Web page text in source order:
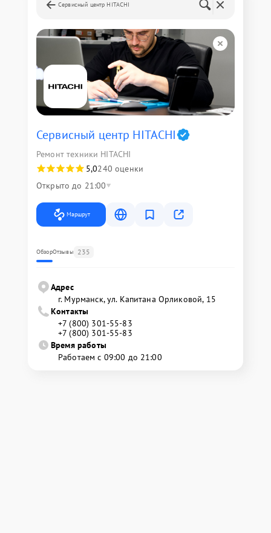
Сервисный центр HITACHI
Сервисный центр HITACHI
Ремонт техники HITACHI
5,0240 оценки
Открыто до 21:00
Маршрут
ОбзорОтзывы 235
Адрес
г. Мурманск, ул. Капитана Орликовой, 15
Контакты
+7 (800) 301-55-83
+7 (800) 301-55-83
Время работы
Работаем с 09:00 до 21:00